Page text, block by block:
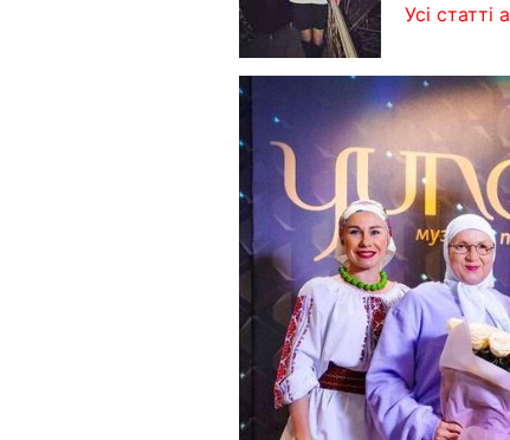
Усі статті